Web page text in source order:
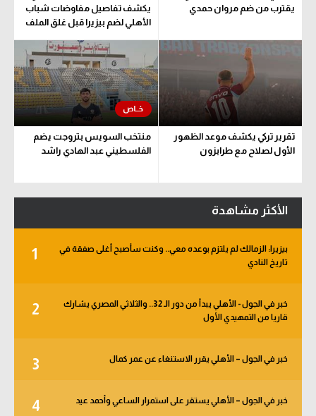
يقترب من ضم مروان حمدي
يكشف تفاصيل مفاوضات شباب
الأهلي لضم بيزيرا قبل غلق الملف
تقرير تركي يكشف موعد الظهور
الأول لصلاح مع طرابزون
منتخب السويس بتروجت يضم
الفلسطيني عبد الهادي راشد
الأكثر مشاهدة
1
بيزيرا: الزمالك لم يلتزم بوعده معي.. وكنت سأصبح أغلى صفقة في
تاريخ النادي
2
خبر في الجول - الأهلي يبدأ من دور الـ 32.. والثلاثي المصري يشارك
قاريا من التمهيدي الأول
3 خبر في الجول – الأهلي يقرر الاستنغاء عن عمر كمال
4 خبر في الجول – الأهلي يستقر على استمرار الساعي وأحمد عيد